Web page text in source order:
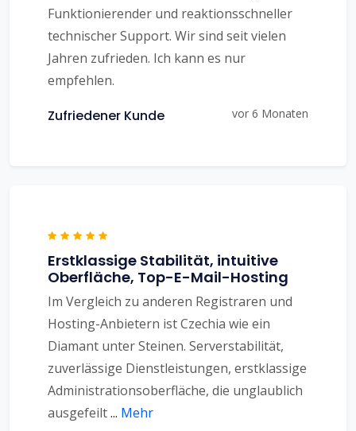
Funktionierender und reaktionsschneller
technischer Support. Wir sind seit vielen
Jahren zufrieden. Ich kann es nur
empfehlen.
Zufriedener Kunde vor 6 Monaten
Erstklassige Stabilität, intuitive
Oberfläche, Top-E-Mail-Hosting
Im Vergleich zu anderen Registraren und
Hosting-Anbietern ist Czechia wie ein
Diamant unter Steinen. Serverstabilität,
zuverlässige Dienstleistungen, erstklassige
Administrationsoberfläche, die unglaublich
ausgefeilt... Mehr